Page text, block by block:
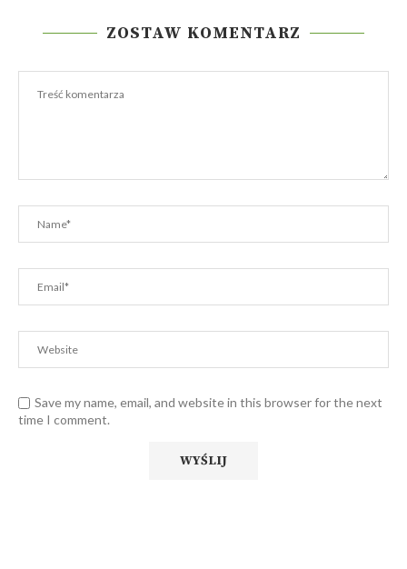
ZOSTAW KOMENTARZ
Save my name, email, and website in this browser for the next
time I comment.